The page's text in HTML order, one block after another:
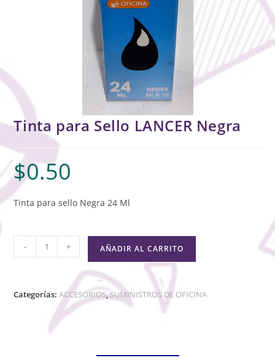
Tinta para Sello LANCER Negra
$0.50
Tinta para sello Negra 24 Ml
- + AÑADIR AL CARRITO
Categorías:ACCESORIOS,SUMINISTROS DE OFICINA